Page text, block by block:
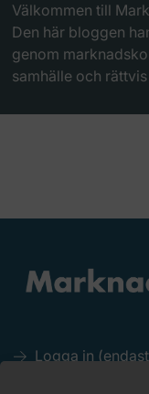
Välkommen till
Den här bloggen
genom
samhälle och
Logga in